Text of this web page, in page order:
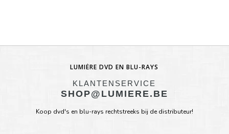
LUMIÈRE DVD EN BLU-RAYS
KLANTENSERVICE
SHOP@LUMIERE.BE
Koop dvd's en blu-rays rechtstreeks bij de distributeur!